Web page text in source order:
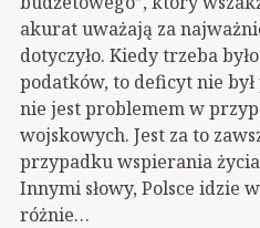
akurat uważają za
dotyczyło. Kiedy trzeba
podatków, to deficyt nie
nie jest problemem w
wojskowych. Jest za to
przypadku wspierania
Innymi słowy, Polsce idzie
różnie…